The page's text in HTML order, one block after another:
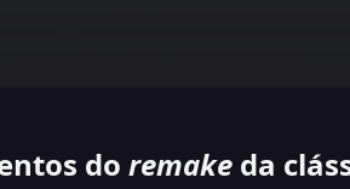
do remakeda